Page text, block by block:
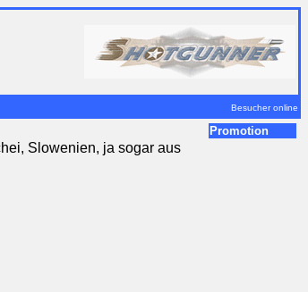
Besucher online
Slowenien, ja sogar aus
Promotion